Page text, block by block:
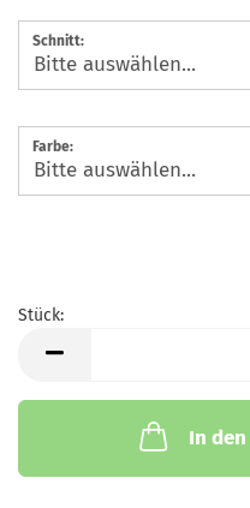
Schnitt:
Farbe:
Stück:
In